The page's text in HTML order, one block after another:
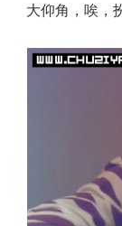
大仰角，唉，